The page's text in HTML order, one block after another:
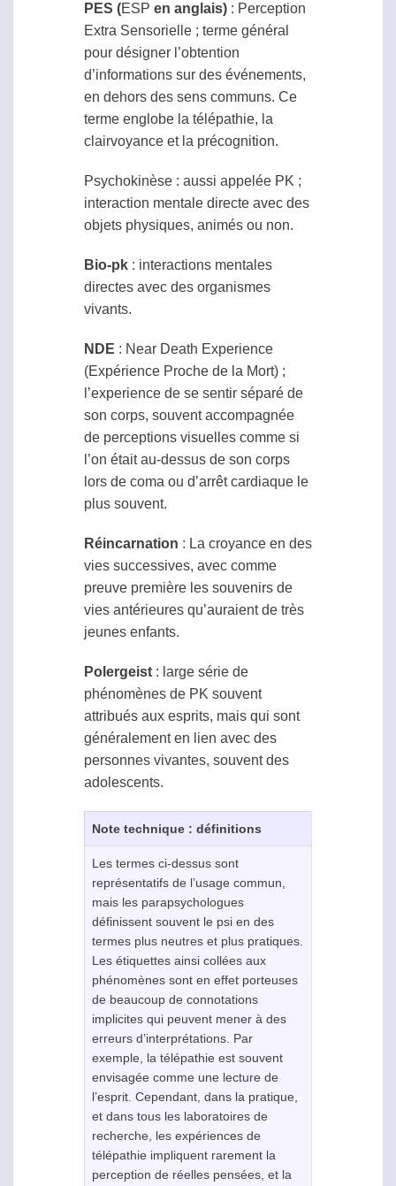
PES (ESP en anglais) : Perception
Extra Sensorielle ; terme général
pour désigner l’obtention
d’informations sur des événements,
en dehors des sens communs. Ce
terme englobe la télépathie, la
clairvoyance et la précognition.
Psychokinèse : aussi appelée PK ;
interaction mentale directe avec des
objets physiques, animés ou non.
Bio-pk : interactions mentales
directes avec des organismes
vivants.
NDE : Near Death Experience
(Expérience Proche de la Mort) ;
l’experience de se sentir séparé de
son corps, souvent accompagnée
de perceptions visuelles comme si
l’on était au-dessus de son corps
lors de coma ou d’arrêt cardiaque le
plus souvent.
Réincarnation : La croyance en des
vies successives, avec comme
preuve première les souvenirs de
vies antérieures qu’auraient de très
jeunes enfants.
Polergeist : large série de
phénomènes de PK souvent
attribués aux esprits, mais qui sont
généralement en lien avec des
personnes vivantes, souvent des
adolescents.
Note technique : définitions
Les termes ci-dessus sont
représentatifs de l’usage commun,
mais les parapsychologues
définissent souvent le psi en des
termes plus neutres et plus pratiques.
Les étiquettes ainsi collées aux
phénomènes sont en effet porteuses
de beaucoup de connotations
implicites qui peuvent mener à des
erreurs d’interprétations. Par
exemple, la télépathie est souvent
envisagée comme une lecture de
l’esprit. Cependant, dans la pratique,
et dans tous les laboratoires de
recherche, les expériences de
télépathie impliquent rarement la
perception de réelles pensées, et la